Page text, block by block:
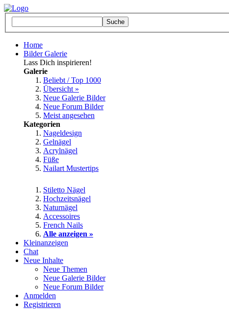
Home
Bilder Galerie
Lass Dich inspirieren!
Galerie
Beliebt / Top 1000
Übersicht »
Neue Galerie Bilder
Neue Forum Bilder
Meist angesehen
Kategorien
Nageldesign
Gelnägel
Acrylnägel
Füße
Nailart Mustertips
Stiletto Nägel
Hochzeitsnägel
Naturnägel
Accessoires
French Nails
Alle anzeigen »
Kleinanzeigen
Chat
Neue Inhalte
Neue Themen
Neue Galerie Bilder
Neue Forum Bilder
Anmelden
Registrieren